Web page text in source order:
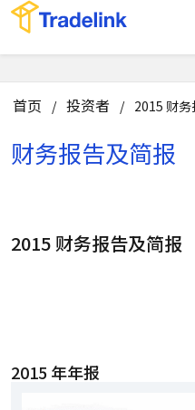
首页 / 投资者 / 2015 财
财务报告及简报
2015 财务报告及简报
2015 年年报